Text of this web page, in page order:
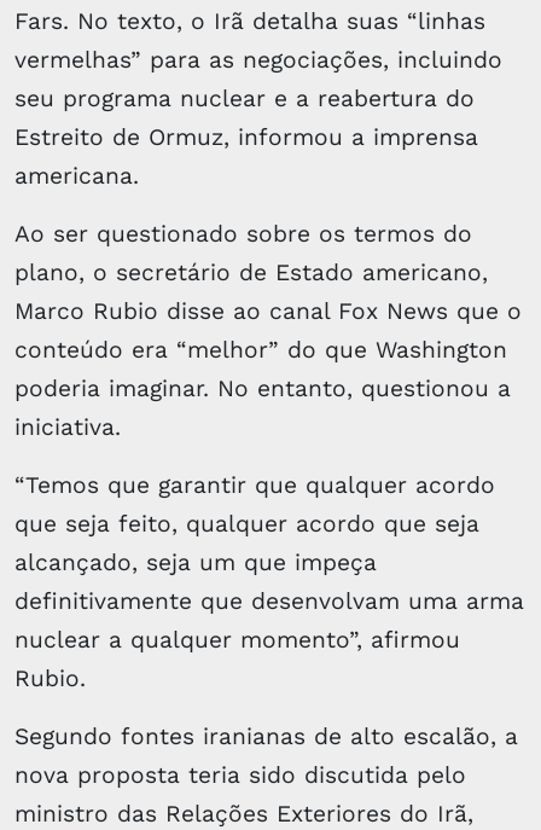
Fars. No texto, o Irã detalha suas “linhas
vermelhas” para as negociações, incluindo
seu programa nuclear e a reabertura do
Estreito de Ormuz, informou a imprensa
americana.
Ao ser questionado sobre os termos do
plano, o secretário de Estado americano,
Marco Rubio disse ao canal Fox News que o
conteúdo era “melhor” do que Washington
poderia imaginar. No entanto, questionou a
iniciativa.
“Temos que garantir que qualquer acordo
que seja feito, qualquer acordo que seja
alcançado, seja um que impeça
definitivamente que desenvolvam uma arma
nuclear a qualquer momento”, afirmou
Rubio.
Segundo fontes iranianas de alto escalão, a
nova proposta teria sido discutida pelo
ministro das Relações Exteriores do Irã,